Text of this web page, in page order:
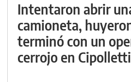
Intentaron abrir
camioneta,
terminó con un
cerrojo en Cipolletti